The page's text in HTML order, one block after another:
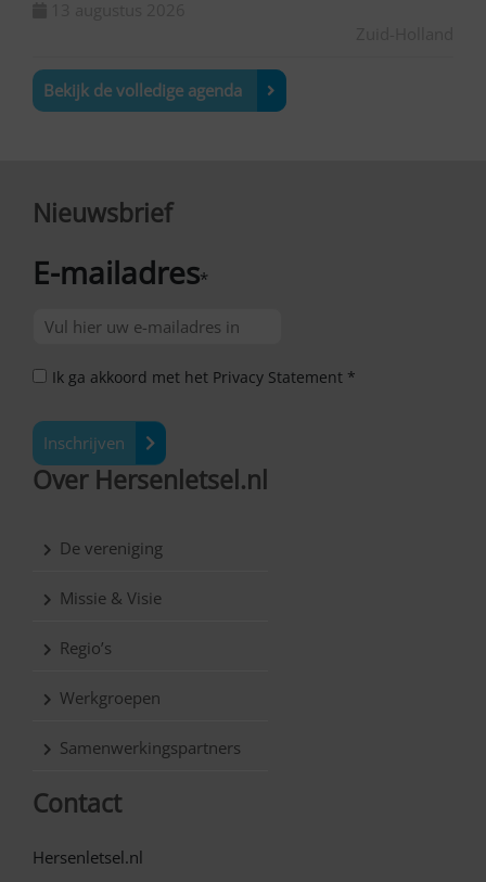
Bekijk de volledige agenda
Nieuwsbrief
E-mailadres*
Ik ga akkoord met het Privacy Statement *
Inschrijven
Over Hersenletsel.nl
De vereniging
Missie & Visie
Regio’s
Werkgroepen
Samenwerkingspartners
Contact
Hersenletsel.nl